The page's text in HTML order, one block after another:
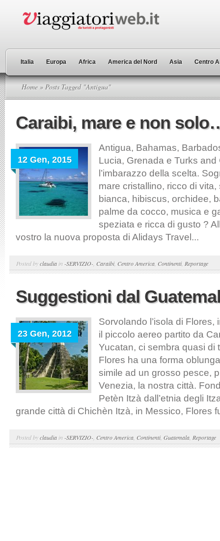
Italia Europa Africa America del Nord Asia Centro
Home » Posts Tagged "Antigua"
Caraibi, mare e non
12 Gen, 2015
Antigua, Bahamas,
Lucia, Grenada e Turks and
l’imbarazzo della scelta.
mare cristallino, ricco di
bianca, hibiscus, orchidee,
palme da cocco, musica e
speziata e ricca di gusto ?
vostro la nuova proposta di Alidays Travel...
Posted byclaudia in -SERVIZIO- Caraibi, Centro America Continenti, Reportage
Suggestioni dal
23 Gen, 2012
Sorvolando l’isola di Flores,
il piccolo aereo partito da
Yucatan, ci sembra quasi di
Flores ha una forma
simile ad un grosso pesce,
Venezia, la nostra città.
Petèn Itzà dall’etnia degli
grande città di Chichèn Itzà, in Messico, Flores
Posted byclaudia in -SERVIZIO- Centro America Continenti, Guatemala Reportage